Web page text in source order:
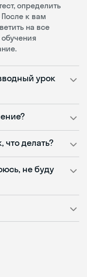
определить
к вам
на все
урок
что делать?
не буду